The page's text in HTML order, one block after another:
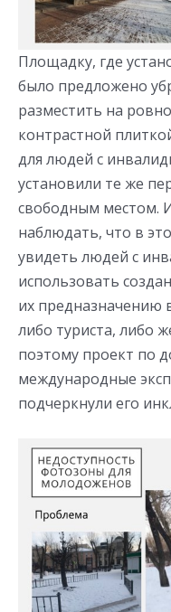
Площадку, где
было предложено
разместить на
контрастной
для людей с
установили те же
свободным местом.
наблюдать, что в
увидеть людей с
использовать
их предназначению
либо туриста, либо
поэтому проект по
международные
подчеркнули его